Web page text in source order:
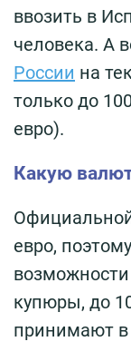
ввозить в
человека. А
России на
только до
евро).
Какую
евро,
купюры, до
принимают в